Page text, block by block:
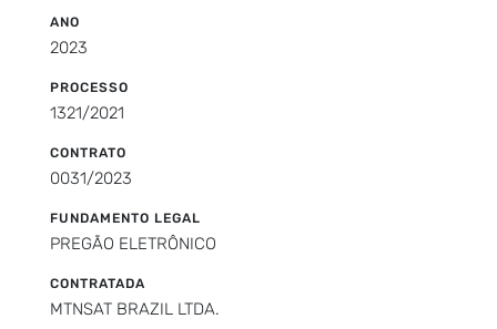
ANO
2023
PROCESSO
1321/2021
CONTRATO
0031/2023
FUNDAMENTO LEGAL
PREGÃO ELETRÔNICO
CONTRATADA
MTNSAT BRAZIL LTDA.